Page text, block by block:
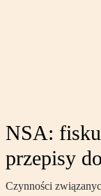
NSA:
przepisy
Czynności